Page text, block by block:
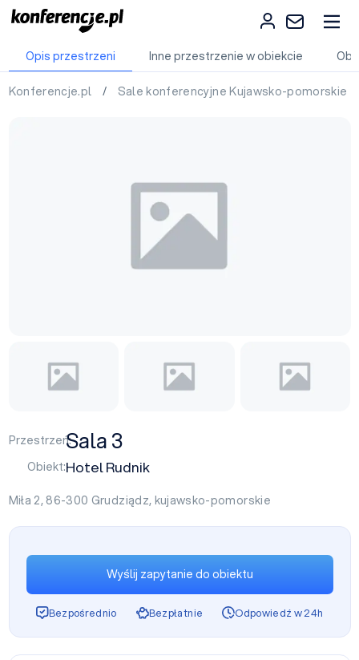
Opis przestrzeni Inne przestrzenie w obiekcie
Konferencje.pl / Sale konferencyjne Kujawsko-pomorskie
Przestrzeń:Sala 3
Obiekt:Hotel Rudnik
Miła 2, 86-300 Grudziądz, kujawsko-pomorskie
Wyślij zapytanie do obiektu
Bezpośrednio Bezpłatnie Odpowiedź w 24h